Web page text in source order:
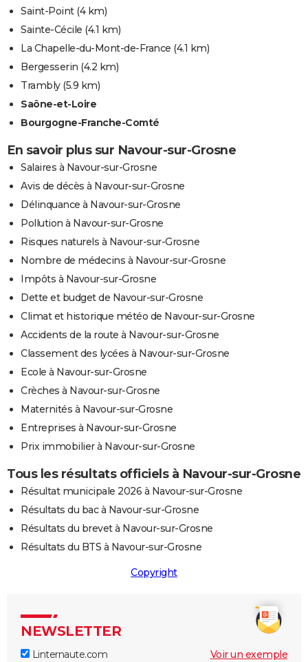
Saint-Point(4 km)
Sainte-Cécile (4.1 km)
La Chapelle-du-Mont-de-France (4.1 km)
Bergesserin (4.2 km)
Trambly(5.9 km)
Saône-et-Loire
Bourgogne-Franche-Comté
En savoir plus sur Navour-sur-Grosne
Salaires à Navour-sur-Grosne
Avis de décès à Navour-sur-Grosne
Délinquance à Navour-sur-Grosne
Pollution à Navour-sur-Grosne
Risques naturels à Navour-sur-Grosne
Nombre de médecins à Navour-sur-Grosne
Impôts à Navour-sur-Grosne
Dette et budget de Navour-sur-Grosne
Climat et historique météo de Navour-sur-Grosne
Accidents de la route à Navour-sur-Grosne
Classement des lycées à Navour-sur-Grosne
Ecole à Navour-sur-Grosne
Crèches à Navour-sur-Grosne
Maternités à Navour-sur-Grosne
Entreprises à Navour-sur-Grosne
Prix immobilier à Navour-sur-Grosne
Tous les résultats officiels à Navour-sur-Grosne
Résultat municipale 2026 à Navour-sur-Grosne
Résultats du bac à Navour-sur-Grosne
Résultats du brevet à Navour-sur-Grosne
Résultats du BTS à Navour-sur-Grosne
Copyright
NEWSLETTER
Linternaute.com Voir un exemple